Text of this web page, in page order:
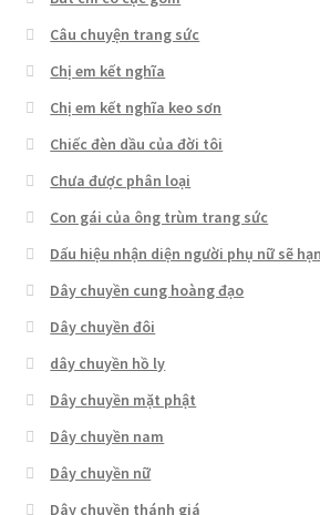
Câu chuyện trang sức
Chị em kết nghĩa
Chị em kết nghĩa keo sơn
Chiếc đèn dầu của đời tôi
Chưa được phân loại
Con gái của ông trùm trang sức
Dấu hiệu nhận diện người phụ nữ sẽ
Dây chuyền cung hoàng đạo
Dây chuyền đôi
dây chuyền hồ ly
Dây chuyền mặt phật
Dây chuyền nam
Dây chuyền nữ
Dây chuyền thánh giá